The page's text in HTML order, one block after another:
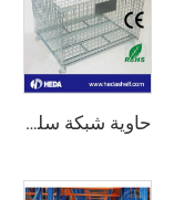
حاوية شبكة سلكية من الفولاذ المقاوم للصدأ